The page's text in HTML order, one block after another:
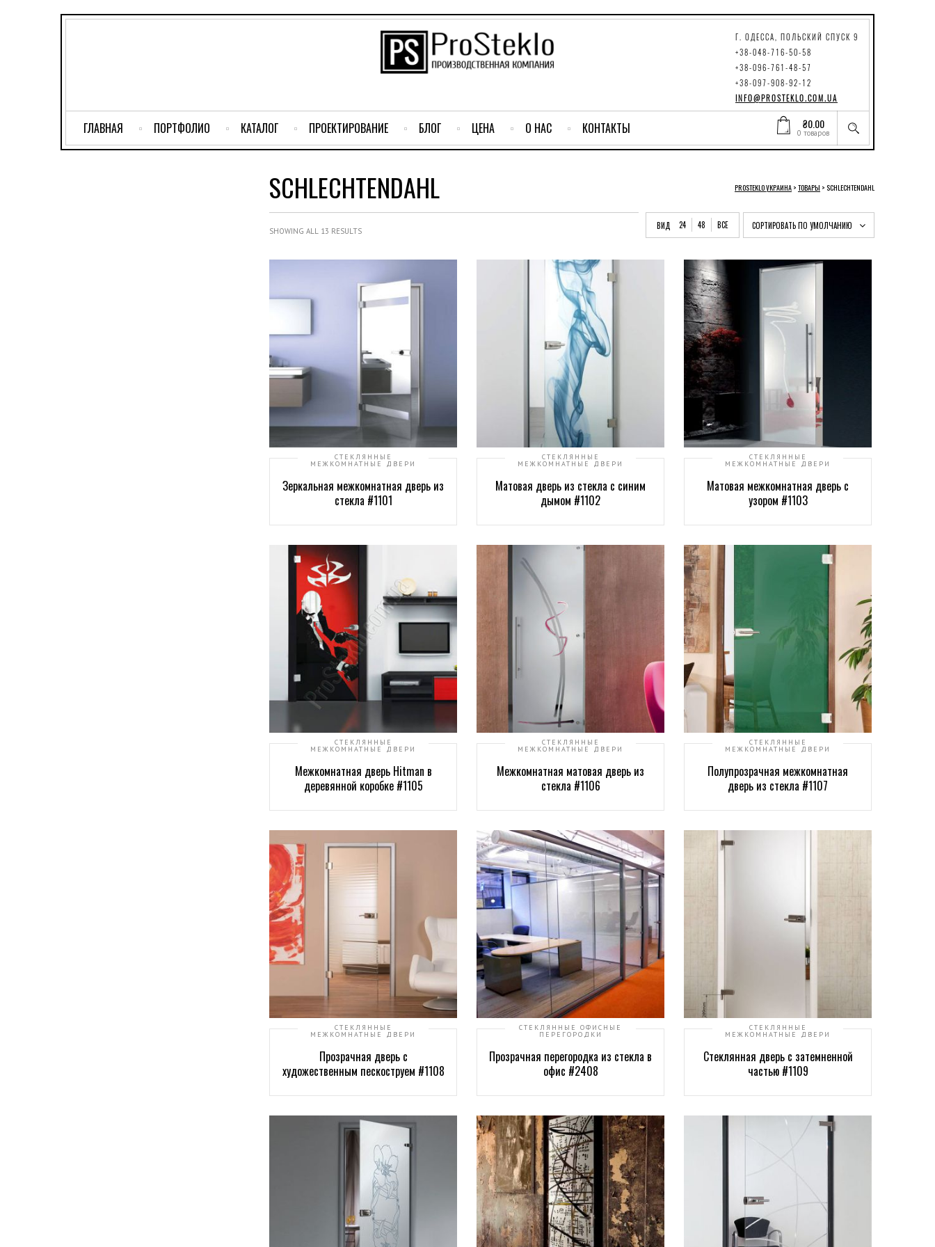
Г. ОДЕССА, ПОЛЬСКИЙ СПУСК 9
+38-048-716-50-58
+38-096-761-48-57
+38-097-908-92-12
INFO@PROSTEKLO.COM.UA
₴0.00
0 товаров
ГЛАВНАЯ ПОРТФОЛИО КАТАЛОГ ПРОЕКТИРОВАНИЕ БЛОГ ЦЕНА О НАС КОНТАКТЫ
SCHLECHTENDAHL PROSTEKLO УКРАИНА > ТОВАРЫ > SCHLECHTENDAHL
SHOWING ALL 13 RESULTS ВИД 24 48 ВСЕ СОРТИРОВАТЬ ПО УМОЛЧАНИЮ
СТЕКЛЯННЫЕ
МЕЖКОМНАТНЫЕ ДВЕРИ
Зеркальная межкомнатная дверь из
стекла #1101
СТЕКЛЯННЫЕ
МЕЖКОМНАТНЫЕ ДВЕРИ
Матовая дверь из стекла с синим
дымом #1102
СТЕКЛЯННЫЕ
МЕЖКОМНАТНЫЕ ДВЕРИ
Матовая межкомнатная дверь с
узором #1103
СТЕКЛЯННЫЕ
МЕЖКОМНАТНЫЕ ДВЕРИ
Межкомнатная дверь Hitman в
деревянной коробке #1105
СТЕКЛЯННЫЕ
МЕЖКОМНАТНЫЕ ДВЕРИ
Межкомнатная матовая дверь из
стекла #1106
СТЕКЛЯННЫЕ
МЕЖКОМНАТНЫЕ ДВЕРИ
Полупрозрачная межкомнатная
дверь из стекла #1107
СТЕКЛЯННЫЕ
МЕЖКОМНАТНЫЕ ДВЕРИ
Прозрачная дверь с
художественным пескоструем #1108
СТЕКЛЯННЫЕ ОФИСНЫЕ
ПЕРЕГОРОДКИ
Прозрачная перегородка из стекла в
офис #2408
СТЕКЛЯННЫЕ
МЕЖКОМНАТНЫЕ ДВЕРИ
Стеклянная дверь с затемненной
частью #1109